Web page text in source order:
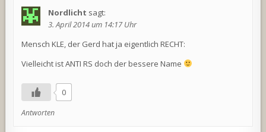
Nordlicht sagt:
3. April 2014 um 14:17 Uhr
Mensch KLE, der Gerd hat ja eigentlich RECHT:
Vielleicht ist ANTI RS doch der bessere Name
0
Antworten